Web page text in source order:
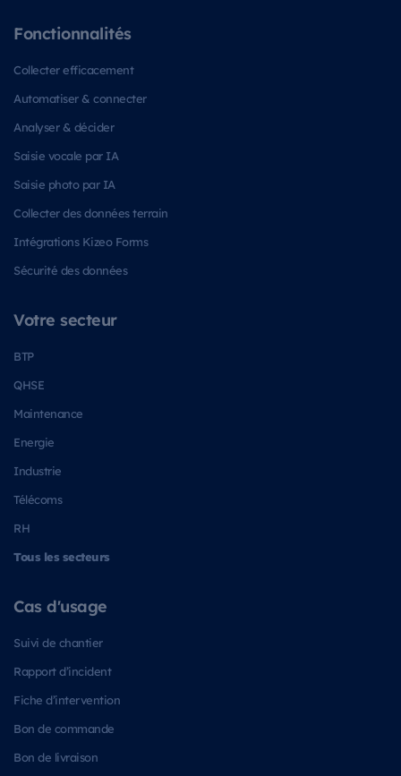
Fonctionnalités
Collecter efficacement
Automatiser & connecter
Analyser & décider
Saisie vocale par IA
Saisie photo par IA
Collecter des données terrain
Intégrations Kizeo Forms
Sécurité des données
Votre secteur
BTP
QHSE
Maintenance
Energie
Industrie
Télécoms
RH
Tous les secteurs
Cas d'usage
Suivi de chantier
Rapport d’incident
Fiche d’intervention
Bon de commande
Bon de livraison